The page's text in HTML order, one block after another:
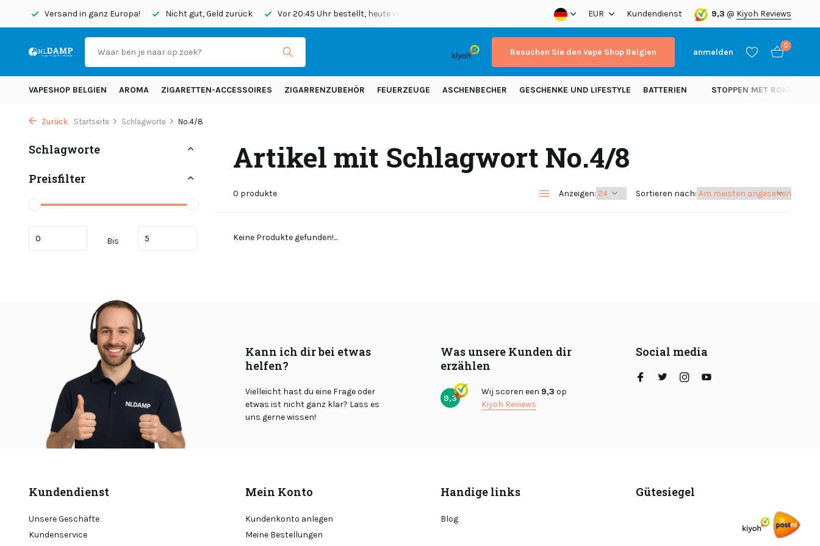
Versand in ganz Europa! Nicht gut, Geld zurück Vor 20:45 Uhr bestellt, heute versendet EUR Kundendienst 9,3 @ Kiyoh Reviews
Besuchen Sie den Vape Shop Belgien anmelden
anlegen
0
VAPESHOP BELGIEN AROMA ZIGARETTEN-ACCESSOIRES ZIGARRENZUBEHÖR FEUERZEUGE ASCHENBECHER GESCHENKE UND LIFESTYLE BATTERIEN STOPPEN MET ROKEN
Zurück Startseite Schlagworte No.4/8
Schlagworte
Preisfilter
Bis
Artikel mit Schlagwort No.4/8
0 produkte Anzeigen: Sortieren nach:
Keine Produkte gefunden!...
Kann ich dir bei etwas
helfen?
Vielleicht hast du eine Frage oder
etwas ist nicht ganz klar? Lass es
uns gerne wissen!
Was unsere Kunden dir
erzählen
9,3
Wij scoren een 9,3 op
Kiyoh Reviews
Social media
Kundendienst
Unsere Geschäfte
Kundenservice
Mein Konto
Kundenkonto anlegen
Meine Bestellungen
Handige links
Blog
Gütesiegel